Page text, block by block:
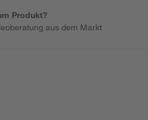
Produkt?
aus dem Markt